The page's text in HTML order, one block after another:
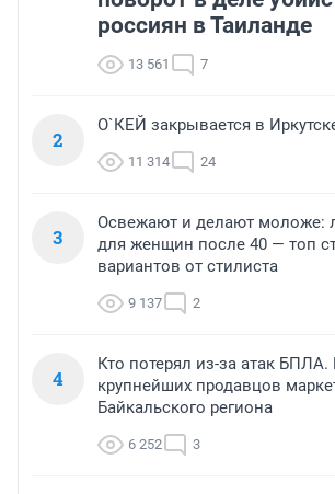
россиян в Таиланде
13 561 7
2
О`КЕЙ закрывается в
11 314 24
3
Освежают и делают моложе:
для женщин после 40 — топ
вариантов от стилиста
9 137 2
4
Кто потерял из-за атак БПЛА.
крупнейших продавцов
Байкальского региона
6 252 3